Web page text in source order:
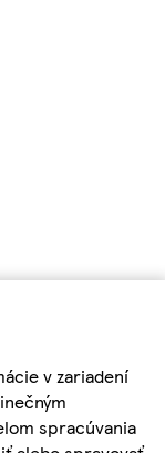
v zariadení
spracúvania